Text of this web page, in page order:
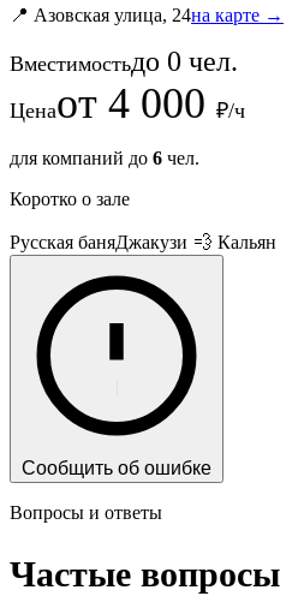
📍 Азовская улица, 24на карте →
Вместимостьдо 0 чел.
Ценаот 4 000 ₽/ч
для компаний до 6 чел.
Коротко о зале
Русская баняДжакузи 💨 Кальян
Сообщить об ошибке
Вопросы и ответы
Частые вопросы